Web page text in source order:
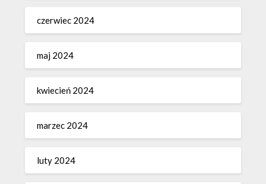
czerwiec 2024
maj 2024
kwiecień 2024
marzec 2024
luty 2024